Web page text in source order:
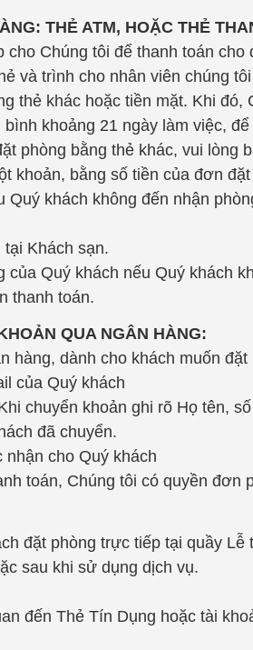
THẺ ATM, HOẶC THẺ
Chúng tôi để thanh toán
và trình cho nhân viên chúng
thẻ khác hoặc tiền mặt. Khi
khoảng 21 ngày làm việc,
phòng bằng thẻ khác, vui lòng
khoản, bằng số tiền của đơn
khách không đến nhận
Khách sạn.
Quý khách nếu Quý khách
thanh toán.
QUA NGÂN HÀNG:
hàng, dành cho khách muốn
của Quý khách
chuyển khoản ghi rõ Họ tên,
đã chuyển.
cho Quý khách
toán, Chúng tôi có quyền đơn
đặt phòng trực tiếp tại quầy
sau khi sử dụng dịch vụ.
đến Thẻ Tín Dụng hoặc tài